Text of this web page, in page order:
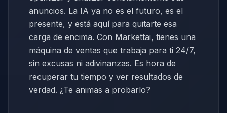
anuncios. La IA ya no es el futuro, es el
presente, y está aquí para quitarte esa
carga de encima. Con Markettai, tienes una
máquina de ventas que trabaja para ti 24/7,
sin excusas ni adivinanzas. Es hora de
recuperar tu tiempo y ver resultados de
verdad. ¿Te animas a probarlo?